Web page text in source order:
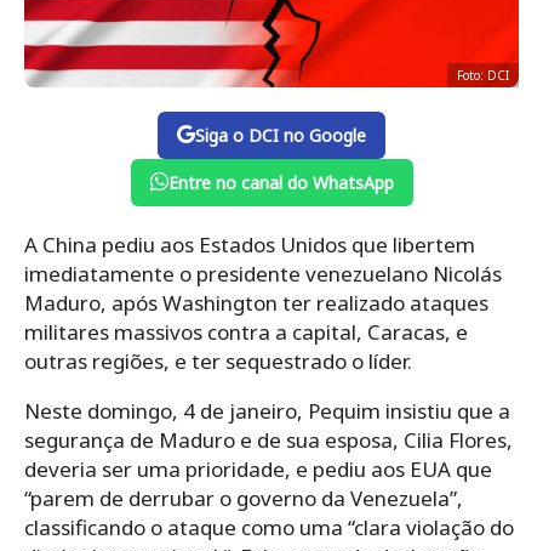
Foto: DCI
Siga o DCI no Google
Entre no canal do WhatsApp
A China pediu aos Estados Unidos que libertem
imediatamente o presidente venezuelano Nicolás
Maduro, após Washington ter realizado ataques
militares massivos contra a capital, Caracas, e
outras regiões, e ter sequestrado o líder.
Neste domingo, 4 de janeiro, Pequim insistiu que a
segurança de Maduro e de sua esposa, Cilia Flores,
deveria ser uma prioridade, e pediu aos EUA que
“parem de derrubar o governo da Venezuela”,
classificando o ataque como uma “clara violação do